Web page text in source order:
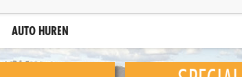
AUTO HUREN